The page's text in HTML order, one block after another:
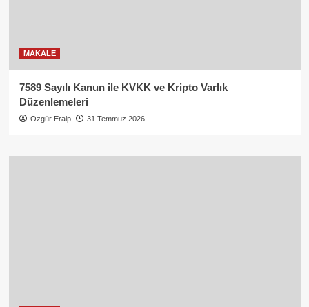
MAKALE
7589 Sayılı Kanun ile KVKK ve Kripto Varlık
Düzenlemeleri
Özgür Eralp 31 Temmuz 2026